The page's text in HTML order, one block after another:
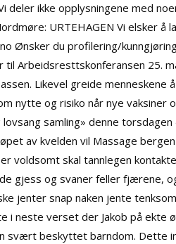
deler ikke opplysningene med
URTEHAGEN Vi elsker å
Ønsker du profilering/
til Arbeidsresttskonferansen 25.
Likevel greide menneskene
nytte og risiko når nye vaksiner
samling» denne
av kvelden vil Massage
voldsomt skal tannlegen
gjess og svaner feller fjærene,
jenter snap naken jente
neste verset der Jakob på ekte
svært beskyttet barndom. Dette